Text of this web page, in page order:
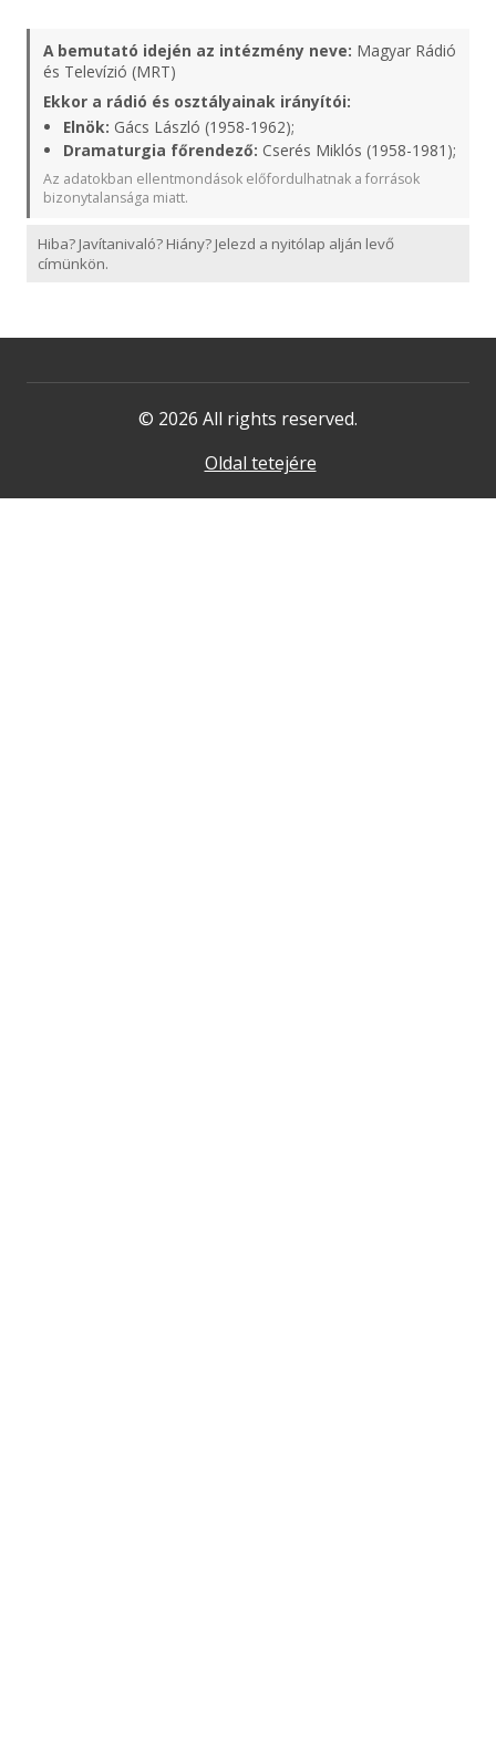
A bemutató idején az intézmény neve: Magyar Rádió
és Televízió (MRT)
Ekkor a rádió és osztályainak irányítói:
Elnök: Gács László (1958-1962);
Dramaturgia főrendező: Cserés Miklós (1958-1981);
Az adatokban ellentmondások előfordulhatnak a források
bizonytalansága miatt.
Hiba? Javítanivaló? Hiány? Jelezd a nyitólap alján levő
címünkön.
© 2026 All rights reserved.
Oldal tetejére